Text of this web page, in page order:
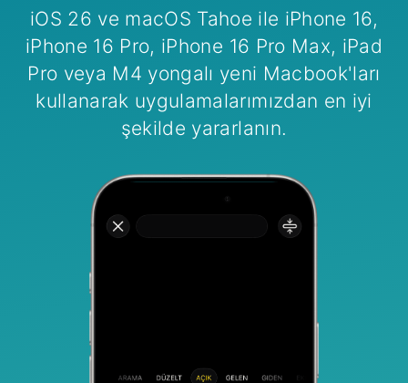
iOS 26 ve macOS Tahoe ile iPhone 16,
iPhone 16 Pro, iPhone 16 Pro Max, iPad
Pro veya M4 yongalı yeni Macbook'ları
kullanarak uygulamalarımızdan en iyi
şekilde yararlanın.